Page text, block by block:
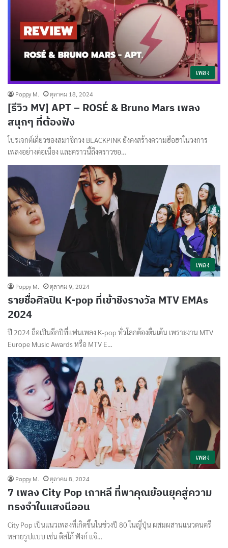
เพลง
Poppy M. ตุลาคม 18, 2024
[รีวิว MV] APT – ROSÉ & Bruno Mars เพลง
สนุกๆ ที่ต้องฟัง
โปรเจกต์เดี่ยวของสมาชิกวง BLACKPINK ยังคงสร้างความฮือฮาในวงการ
เพลงอย่างต่อเนื่อง และคราวนี้ถึงคราวขอ…
เพลง
Poppy M. ตุลาคม 9, 2024
รายชื่อศิลปิน K-pop ที่เข้าชิงรางวัล MTV EMAs
2024
ปี 2024 ถือเป็นอีกปีที่แฟนเพลง K-pop ทั่วโลกต้องตื่นเต้น เพราะงาน MTV
Europe Music Awards หรือ MTV E…
เพลง
Poppy M. ตุลาคม 8, 2024
7 เพลง City Pop เกาหลี ที่พาคุณย้อนยุคสู่ความ
ทรงจำในแสงนีออน
City Pop เป็นแนวเพลงที่เกิดขึ้นในช่วงปี 80 ในญี่ปุ่น ผสมผสานแนวดนตรี
หลายรูปแบบ เช่น ดิสโก้ ฟังก์ แจ๊…